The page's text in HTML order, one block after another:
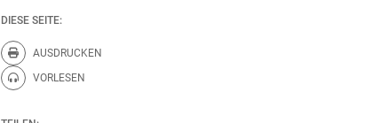
DIESE SEITE:
AUSDRUCKEN
Diese Seite drucken.
VORLESEN
Diese Seite vorlesen.